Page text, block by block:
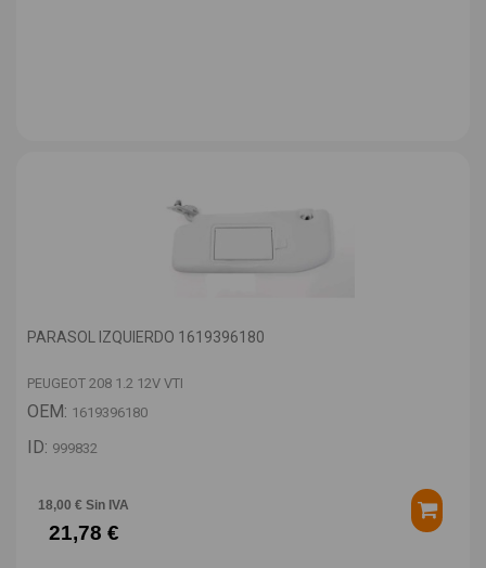
PARASOL IZQUIERDO 1619396180
PEUGEOT 208 1.2 12V VTI
OEM: 1619396180
ID: 999832
18,00 € Sin IVA
21,78 €